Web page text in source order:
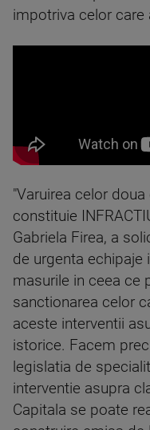
impotriva celor care
"Varuirea celor
constituie
Gabriela Firea, a
de urgenta echipaje
masurile in ceea ce
sanctionarea celor
aceste interventii
istorice. Facem
legislatia de
interventie asupra
Capitala se poate